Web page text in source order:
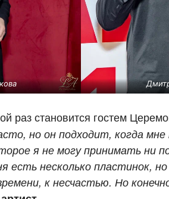
раз становится гостем
но он подходит, когда
я не могу принимать ни
есть несколько пластинок,
к несчастью. Но